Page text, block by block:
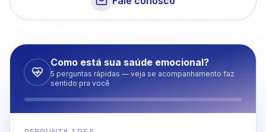
Como está sua saúde emocional?
5 perguntas rápidas — veja se acompanhamento faz
sentido pra você